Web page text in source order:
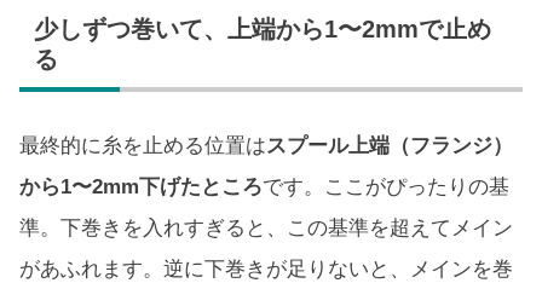
少しずつ巻いて、上端から1〜2mmで止め
る
最終的に糸を止める位置はスプール上端（フランジ）
から1〜2mm下げたところです。ここがぴったりの基
準。下巻きを入れすぎると、この基準を超えてメイン
があふれます。逆に下巻きが足りないと、メインを巻